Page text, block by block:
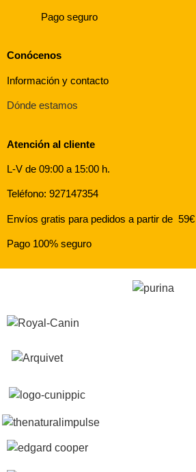
Pago seguro
Conócenos
Información y contacto
Dónde estamos
Atención al cliente
L-V de 09:00 a 15:00 h.
Teléfono: 927147354
Envíos gratis para pedidos a partir de 59€
Pago 100% seguro